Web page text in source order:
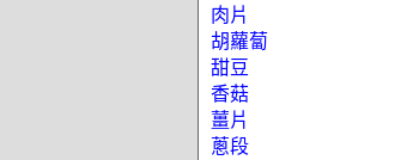
肉片
胡蘿蔔
甜豆
香菇
薑片
蔥段